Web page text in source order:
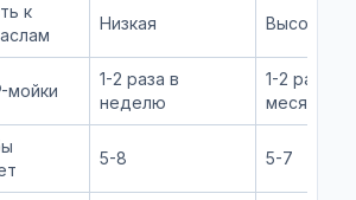
к
Низкая Высокая
мойки
1-2 раза в
неделю
1-2 раза в
месяц
5-8 5-7